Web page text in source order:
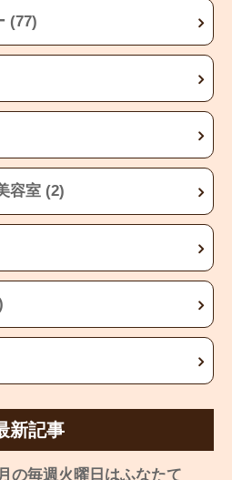
(77)
容室 (2)
新記事
の毎週火曜日はふなたて